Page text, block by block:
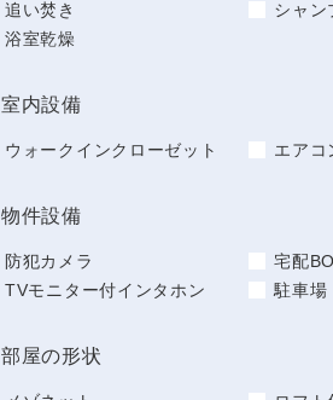
追い焚き
シャン
浴室乾燥
室内設備
ウォークインクローゼット エアコ
物件設備
防犯カメラ
宅配
TVモニター付インタホン
駐車場
部屋の形状